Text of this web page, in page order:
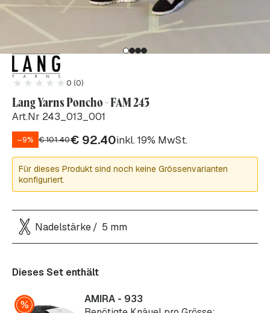
0 (0)
Lang Yarns Poncho - FAM 243
Art.Nr 243_013_001
–9% €101.40€ 92.40inkl. 19% MwSt.
Für dieses Produkt sind noch keine Grössenvarianten
konfiguriert.
Nadelstärke 5 mm
Dieses Set enthält
AMIRA - 933